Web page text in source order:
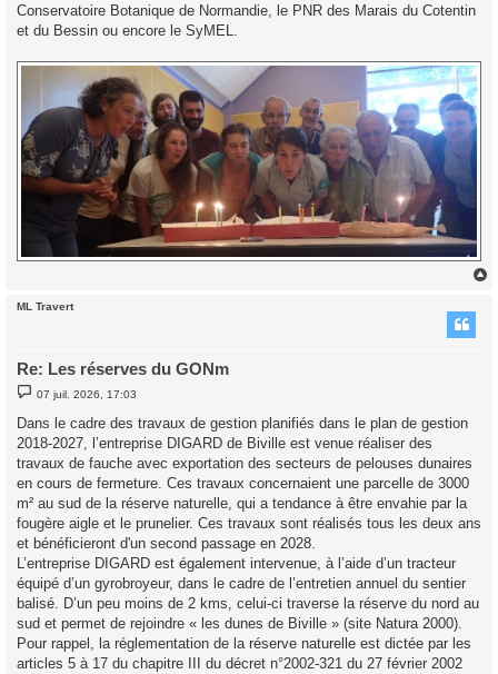
Conservatoire Botanique de Normandie, le PNR des Marais du Cotentin
et du Bessin ou encore le SyMEL.
ML Travert
Re: Les réserves du GONm
M
e
s
a
e
07 juil. 2026, 17:03
Dans le cadre des travaux de gestion planifiés dans le plan de gestion
2018-2027, l’entreprise DIGARD de Biville est venue réaliser des
travaux de fauche avec exportation des secteurs de pelouses dunaires
en cours de fermeture. Ces travaux concernaient une parcelle de 3000
m² au sud de la réserve naturelle, qui a tendance à être envahie par la
fougère aigle et le prunelier. Ces travaux sont réalisés tous les deux ans
et bénéficieront d'un second passage en 2028.
L’entreprise DIGARD est également intervenue, à l’aide d’un tracteur
équipé d’un gyrobroyeur, dans le cadre de l’entretien annuel du sentier
balisé. D’un peu moins de 2 kms, celui-ci traverse la réserve du nord au
sud et permet de rejoindre « les dunes de Biville » (site Natura 2000).
Pour rappel, la réglementation de la réserve naturelle est dictée par les
articles 5 à 17 du chapitre III du décret n°2002-321 du 27 février 2002